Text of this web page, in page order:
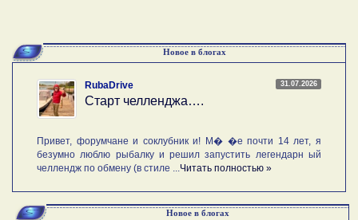
Новое в блогах
31.07.2026
RubaDrive
Старт челленджа….
Привет, форумчане и соклубник и! М� �е почти 14 лет, я
безумно люблю рыбалку и решил запустить легендарн ый
челлендж по обмену (в стиле ...Читать полностью »
Новое в блогах